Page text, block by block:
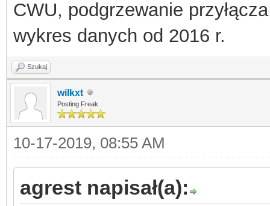
CWU, podgrzewanie
wykres danych od 2016 r.
Szukaj
wilkxt
Posting Freak
10-17-2019, 08:55 AM
agrest napisał(a):